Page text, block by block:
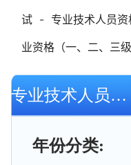
试 - 专业技术人员
业资格（一、二、三级
专业技术人员资格考试
年份分类: